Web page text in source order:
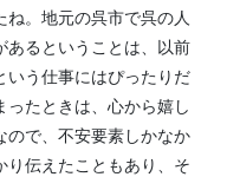
ね。地元の呉市で呉の人
あるということは、以前
いう仕事にはぴったりだ
ったときは、心から嬉し
ので、不安要素しかなか
り伝えたこともあり、そ